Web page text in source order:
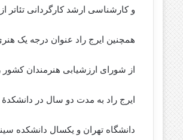
و کارشناسی ارشد کارگردانی تئاتر
همچنین ایرج راد عنوان درجه یک
از شورای ارزشیابی هنرمندان کشور
ایرج راد به مدت دو سال در دانشکدهٔ
دانشگاه تهران و یکسال دانشکده